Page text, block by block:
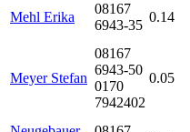
Mehl Erika
08167
6943-35
0.14
Meyer Stefan
08167
6943-50
0170
7942402
0.05